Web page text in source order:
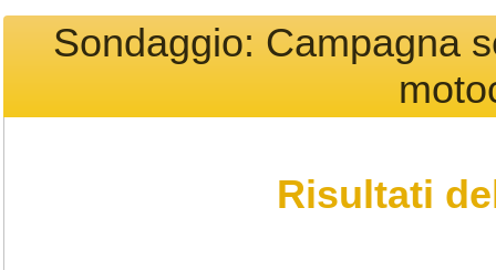
Sondaggio: Campagna
Risultati